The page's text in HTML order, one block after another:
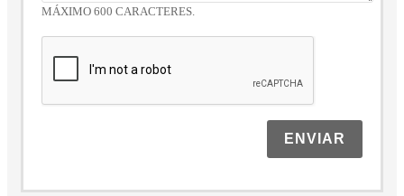
MÁXIMO 600 CARACTERES.
ENVIAR